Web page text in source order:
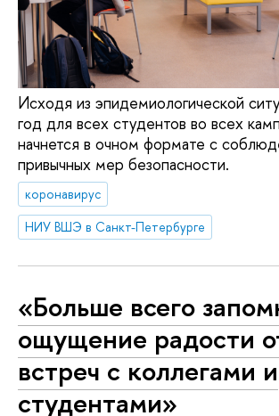
Исходя из эпидемиологической
год для всех студентов во всех
начнется в очном формате с
привычных мер безопасности.
коронавирус
НИУ ВШЭ в Санкт-Петербурге
«Больше всего
ощущение радости
встреч с коллегами и
студентами»